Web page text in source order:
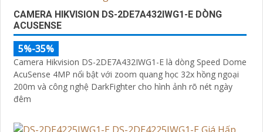
CAMERA HIKVISION DS-2DE7A432IWG1-E DÒNG
ACUSENSE
5%-35%
Camera Hikvision DS-2DE7A432IWG1-E là dòng Speed Dome
AcuSense 4MP nổi bật với zoom quang học 32x hồng ngoại
200m và công nghệ DarkFighter cho hình ảnh rõ nét ngày
đêm